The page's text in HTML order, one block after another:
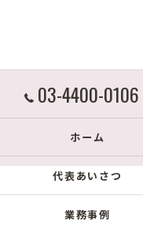
03-4400-0106
ホーム
代表あいさつ
業務事例